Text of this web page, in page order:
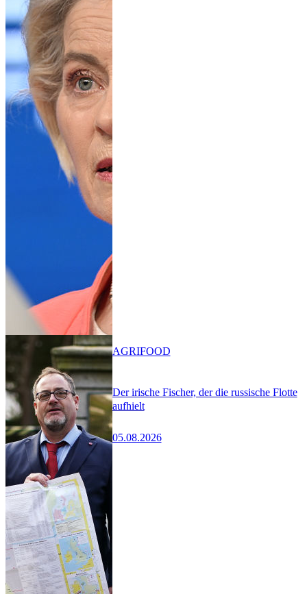
Der irische Fischer, der die russische Flotte
aufhielt
05.08.2026
AGRIFOOD